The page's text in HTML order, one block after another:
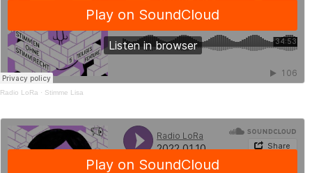
Radio LoRa · Stimme Lisa